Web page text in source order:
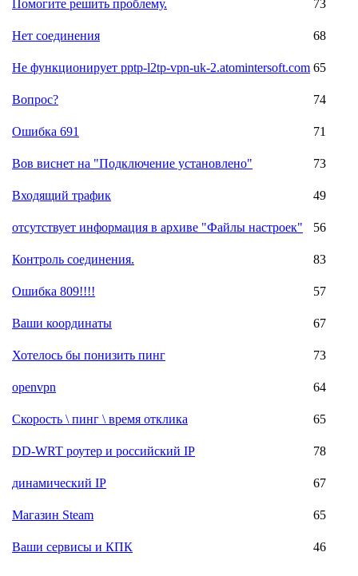
Помогите решить проблему. 73
Нет соединения 68
Не функционирует pptp-l2tp-vpn-uk-2.atomintersoft.com 65
Вопрос? 74
Ошибка 691 71
Вов виснет на "Подключение установлено" 73
Входящий трафик 49
отсутствует информация в архиве "Файлы настроек" 56
Контроль соединения. 83
Ошибка 809!!!! 57
Ваши координаты 67
Хотелось бы понизить пинг 73
openvpn 64
Скорость \ пинг \ время отклика 65
DD-WRT роутер и российский IP 78
динамический IP 67
Магазин Steam 65
Ваши сервисы и КПК 46